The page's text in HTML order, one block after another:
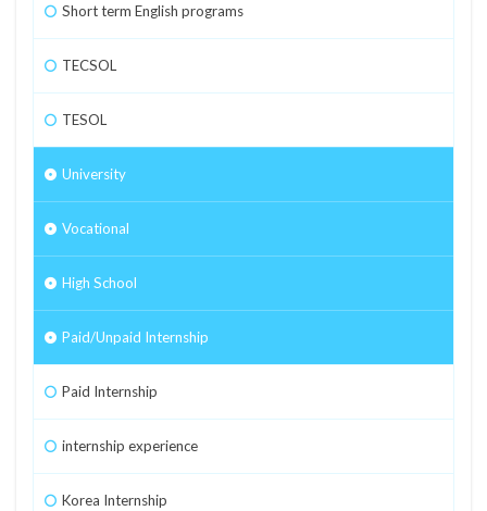
Short term English programs
TECSOL
TESOL
University
Vocational
High School
Paid/Unpaid Internship
Paid Internship
internship experience
Korea Internship